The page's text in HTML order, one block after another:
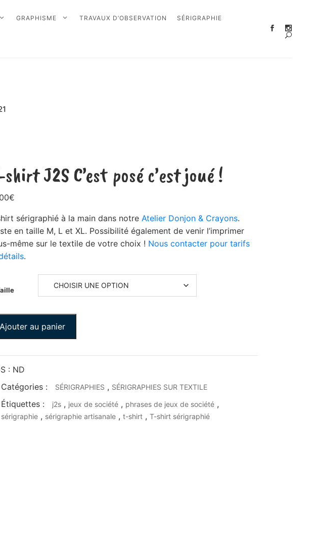
GRAPHISME TRAVAUX D’OBSERVATION SÉRIGRAPHIE
J2S C’est posé c’est joué !
€
sérigraphié à la main dans notreAtelier Donjon & Crayons.
en taille M, L et XL. Possibilité également de venir l’imprimer
même sur le textile de votre choix ! Nous contacter pour tarifs
.
Ajouter au panier
: ND
Catégories :
SÉRIGRAPHIES , SÉRIGRAPHIES SUR TEXTILE
Étiquettes : j2s , jeux de société , phrases de jeux de société ,
sérigraphie , sérigraphie artisanale ,t-shirt ,T-shirt sérigraphié